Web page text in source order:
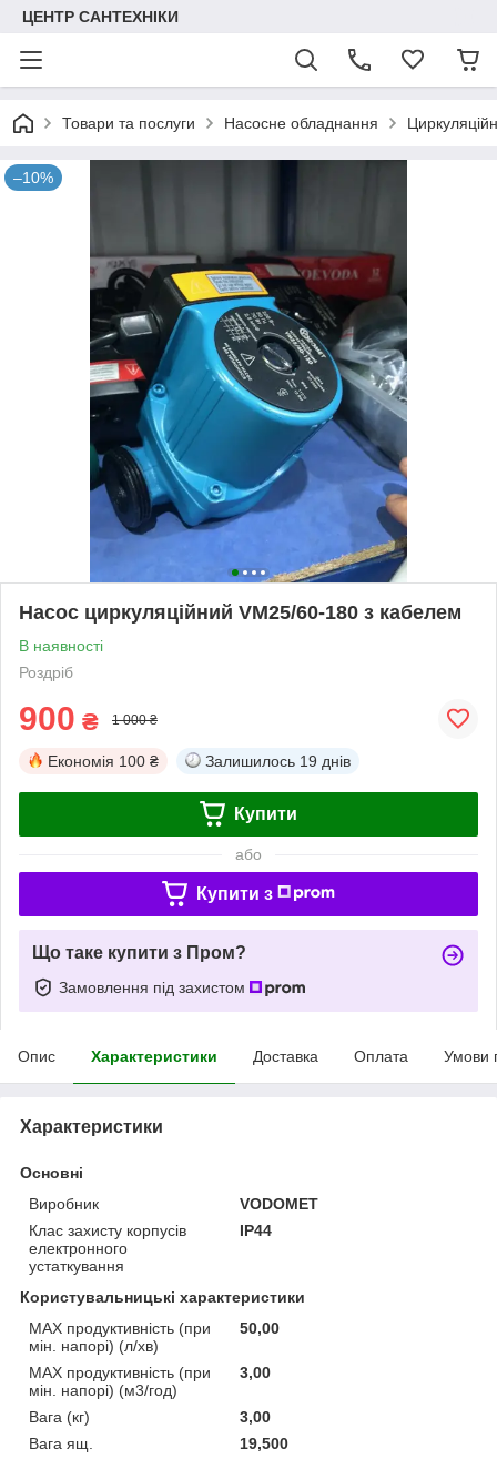
ЦЕНТР САНТЕХНІКИ
Товари та послуги Насосне обладнання
–10%
Насос циркуляційний VM25/60-180 з кабелем
В наявності
Роздріб
900 ₴ 1 000 ₴
Економія 100 ₴ Залишилось 19 днів
Купити
або
Купити з
Що таке купити з Пром?
Замовлення під захистом
Опис Характеристики Доставка Оплата Умови
Характеристики
Основні
Виробник
VODOMET
Клас захисту корпусів
електронного
устаткування
IP44
Користувальницькі характеристики
MAX продуктивність (при
мін. напорі) (л/хв)
50,00
MAX продуктивність (при
мін. напорі) (м3/год)
3,00
Вага (кг)
3,00
Вага ящ.
19,500